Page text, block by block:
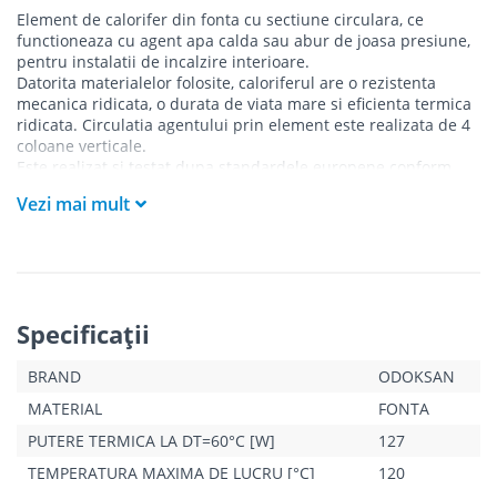
Element de calorifer din fonta cu sectiune circulara, ce
functioneaza cu agent apa calda sau abur de joasa presiune,
pentru instalatii de incalzire interioare.
Datorita materialelor folosite, caloriferul are o rezistenta
mecanica ridicata, o durata de viata mare si eficienta termica
ridicata. Circulatia agentului prin element este realizata de 4
coloane verticale.
Este realizat si testat dupa standardele europene conform
Pachetul este compus din 10 elementi asamblati, restul
- 1 reductie 1 la 3/8 toli (stanga/dreapta in functie de montaj)
- 1 dop (stanga/dreapta in functie de montaj)
- 4 garnituri
- 2 nipluri
- 2 garnituri pentru fiecare fiecare element adaugat
Vezi mai mult
Specificaţii
BRAND
ODOKSAN
MATERIAL
FONTA
PUTERE TERMICA LA DT=60°C [W]
127
TEMPERATURA MAXIMA DE LUCRU [°C]
120